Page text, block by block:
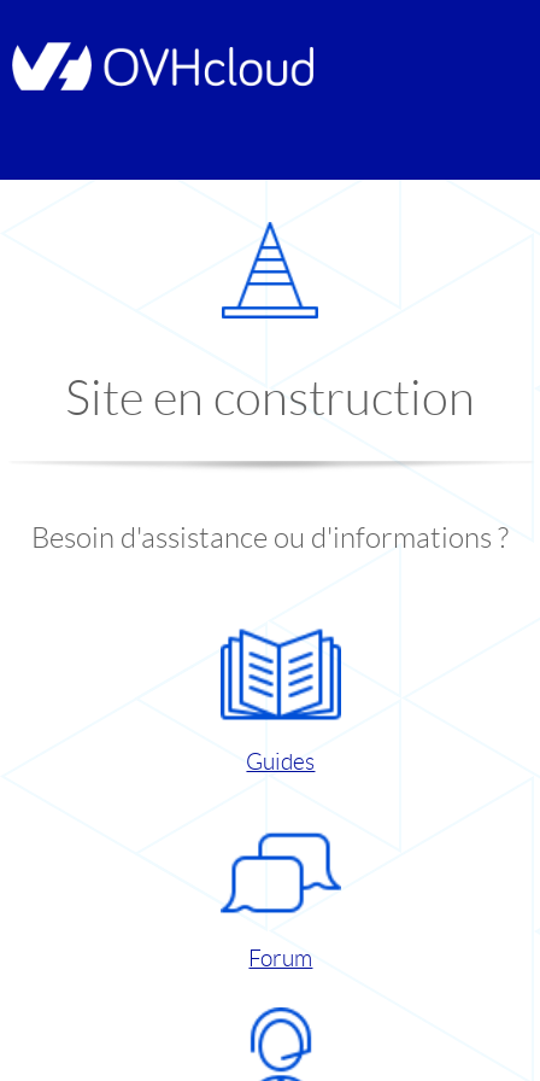
Site en construction
Besoin d'assistance ou d'informations ?
Guides
Forum